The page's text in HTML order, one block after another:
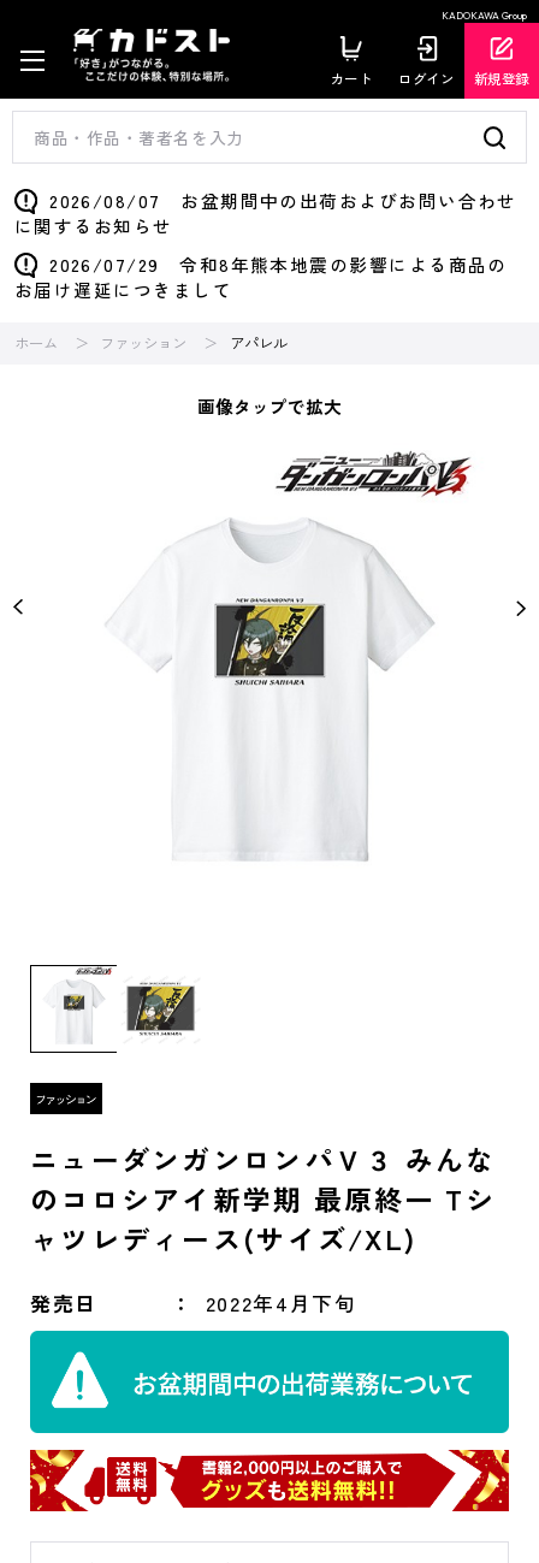
KADOKAWA Group
カート ログイン 新規登録
2026/08/07 お盆期間中の出荷およびお問い合わせ
に関するお知らせ
2026/07/29 令和8年熊本地震の影響による商品の
お届け遅延につきまして
ホーム ファッション アパレル
画像タップで拡大
ニューダンガンロンパＶ３ みんな
のコロシアイ新学期 最原終一 Tシ
ャツレディース(サイズ/XL)
発売日 2022年4月下旬